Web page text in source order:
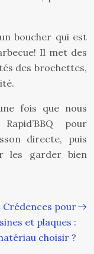
boucher qui est
Il met des
des brochettes,
fois que nous
pour
directe, puis
les garder bien
Crédences pour
et plaques :
choisir ?